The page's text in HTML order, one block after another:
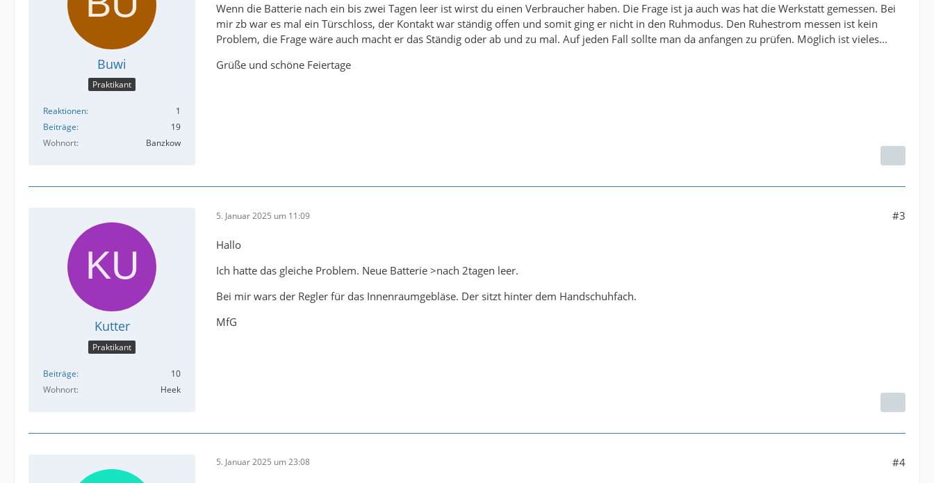
Buwi
Praktikant
Reaktionen
1
Beiträge
19
Wohnort
Banzkow
Wenn die Batterie nach ein bis zwei Tagen leer ist wirst du einen Verbraucher haben. Die Frage ist ja auch was hat die Werkstatt gemessen. Bei
mir zb war es mal ein Türschloss, der Kontakt war ständig offen und somit ging er nicht in den Ruhmodus. Den Ruhestrom messen ist kein
Problem, die Frage wäre auch macht er das Ständig oder ab und zu mal. Auf jeden Fall sollte man da anfangen zu prüfen. Möglich ist vieles...
Grüße und schöne Feiertage
Kutter
Praktikant
Beiträge
10
Wohnort
Heek
5. Januar 2025 um 11:09 #3
Hallo
Ich hatte das gleiche Problem. Neue Batterie >nach 2tagen leer.
Bei mir wars der Regler für das Innenraumgebläse. Der sitzt hinter dem Handschuhfach.
MfG
5. Januar 2025 um 23:08 #4